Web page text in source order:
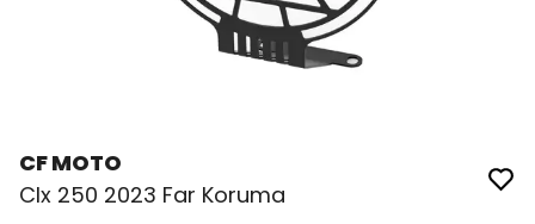
CF MOTO
Clx 250 2023 Far Koruma